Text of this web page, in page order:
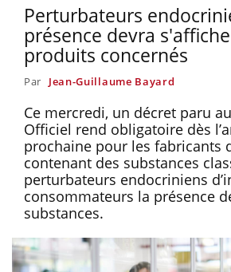
Perturbateurs
présence devra
produits concernés
Par Jean-Guillaume Bayard
Ce mercredi, un décret paru
Officiel rend obligatoire dès
prochaine pour les fabricants
contenant des substances
perturbateurs endocriniens
consommateurs la présence
substances.